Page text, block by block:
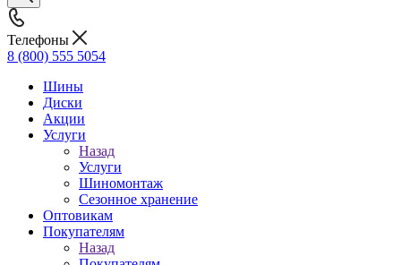
Телефоны
8 (800) 555 5054
Шины
Диски
Акции
Услуги
Назад
Услуги
Шиномонтаж
Сезонное хранение
Оптовикам
Покупателям
Назад